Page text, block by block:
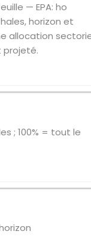
— EPA: ho
horizon et
allocation
projeté.
; 100% = tout le